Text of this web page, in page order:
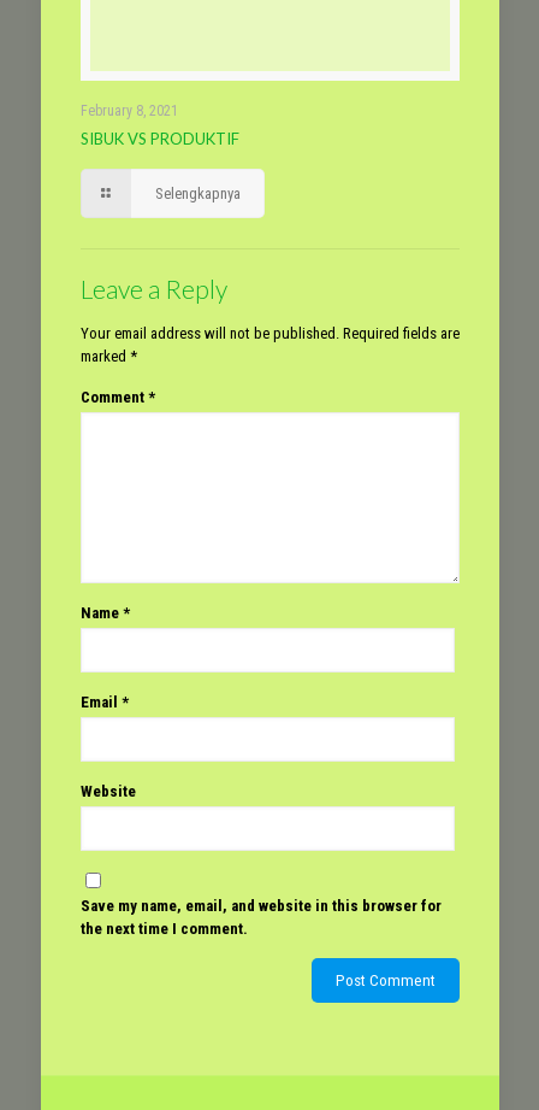
February 8, 2021
SIBUK VS PRODUKTIF
Selengkapnya
Leave a Reply
Your email address will not be published. Required fields are
marked *
Comment *
Name *
Email *
Website
Save my name, email, and website in this browser for
the next time I comment.